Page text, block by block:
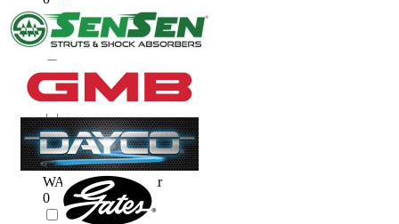
Uniflow / Remeder
Uniflow / Yuniko
0
WAZAK
0
WAZAK / Checkstar
0